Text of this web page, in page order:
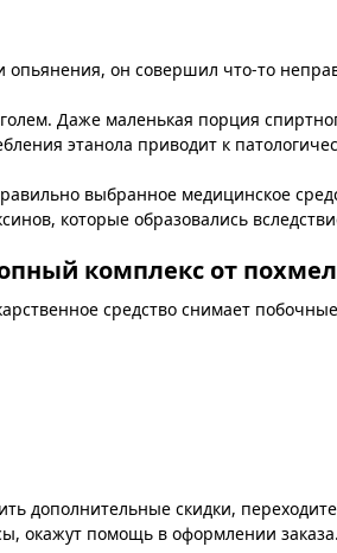
опьянения, он совершил что-то
Даже маленькая порция
этанола приводит к
выбранное медицинское
которые образовались
комплекс от
средство снимает
дополнительные скидки,
окажут помощь в оформлении заказа.